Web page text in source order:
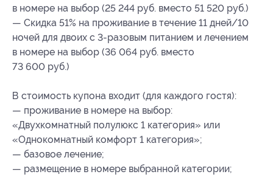
в номере на выбор (25 244 руб. вместо 51 520 руб.)
— Скидка 51% на проживание в течение 11 дней/10
ночей для двоих с 3-разовым питанием и лечением
в номере на выбор (36 064 руб. вместо
73 600 руб.)
В стоимость купона входит (для каждого гостя):
— проживание в номере на выбор:
«Двухкомнатный полулюкс 1 категория» или
«Однокомнатный комфорт 1 категория»;
— базовое лечение;
— размещение в номере выбранной категории;